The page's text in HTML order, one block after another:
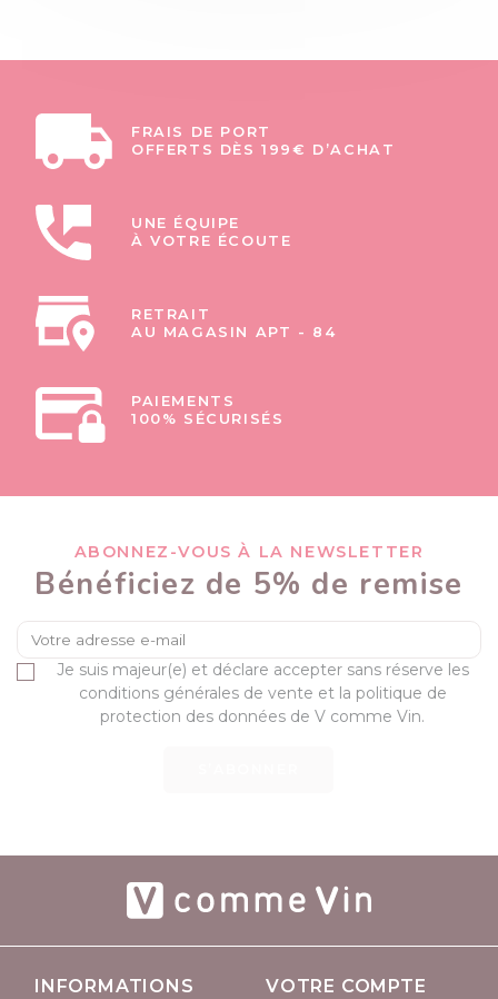
FRAIS DE PORT
OFFERTS DÈS 199€ D’ACHAT
UNE ÉQUIPE
À VOTRE ÉCOUTE
RETRAIT
AU MAGASIN APT - 84
PAIEMENTS
100% SÉCURISÉS
ABONNEZ-VOUS À LA NEWSLETTER
Bénéficiez de 5% de remise
Je suis majeur(e) et déclare accepter sans réserve les
conditions générales de vente et la politique de
protection des données de V comme Vin.
INFORMATIONS VOTRE COMPTE